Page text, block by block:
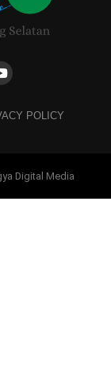
POLICY
Digital Media